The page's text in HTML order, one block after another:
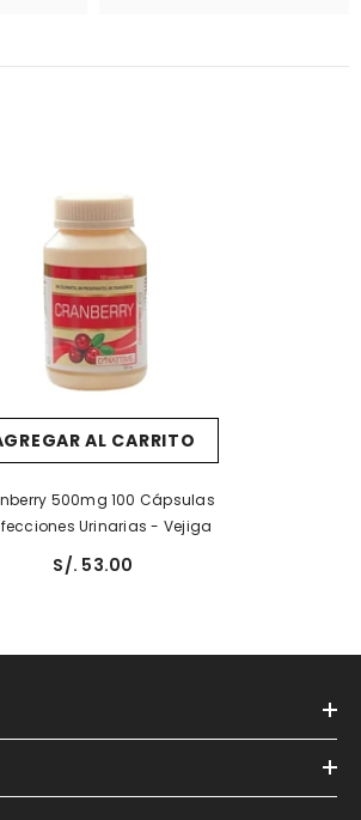
AL CARRITO
500mg 100 Cápsulas
Urinarias - Vejiga
S/. 53.00